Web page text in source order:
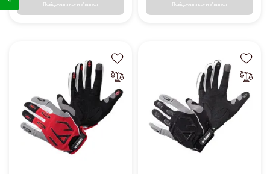
Повідомити коли з'явиться Повідомити коли з'явиться